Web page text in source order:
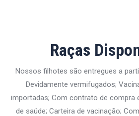
Raças
Nossos filhotes são entregues a
Devidamente vermifugados;
importadas; Com contrato de compra
de saúde; Carteira de vacinação;